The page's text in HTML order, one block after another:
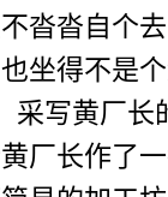
沓沓自个
坐得不是
采写黄厂长
厂长作了